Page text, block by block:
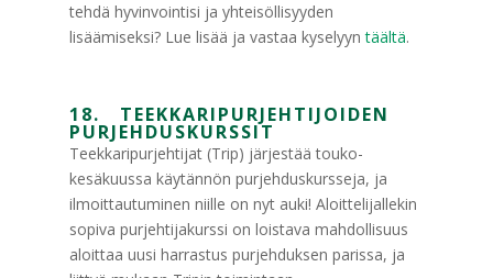
tehdä hyvinvointisi ja yhteisöllisyyden
lisäämiseksi? Lue lisää ja vastaa kyselyyntäältä.
18. TEEKKARIPURJEHTIJOIDEN
PURJEHDUSKURSSIT
Teekkaripurjehtijat (Trip) järjestää touko-
kesäkuussa käytännön purjehduskursseja, ja
ilmoittautuminen niille on nyt auki! Aloittelijallekin
sopiva purjehtijakurssi on loistava mahdollisuus
aloittaa uusi harrastus purjehduksen parissa, ja